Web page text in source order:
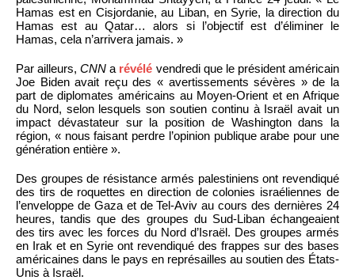
Hamas est en Cisjordanie, au Liban, en Syrie, la direction du
Hamas est au Qatar… alors si l’objectif est d’éliminer le
Hamas, cela n’arrivera jamais. »
Par ailleurs,CNN a révélé vendredi que le président américain
Joe Biden avait reçu des « avertissements sévères » de la
part de diplomates américains au Moyen-Orient et en Afrique
du Nord, selon lesquels son soutien continu à Israël avait un
impact dévastateur sur la position de Washington dans la
région, « nous faisant perdre l’opinion publique arabe pour une
génération entière ».
Des groupes de résistance armés palestiniens ont revendiqué
des tirs de roquettes en direction de colonies israéliennes de
l’enveloppe de Gaza et de Tel-Aviv au cours des dernières 24
heures, tandis que des groupes du Sud-Liban échangeaient
des tirs avec les forces du Nord d’Israël. Des groupes armés
en Irak et en Syrie ont revendiqué des frappes sur des bases
américaines dans le pays en représailles au soutien des États-
Unis à Israël.